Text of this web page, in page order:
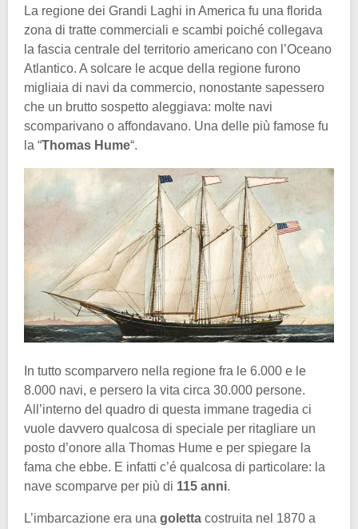
La regione dei Grandi Laghi in America fu una florida
zona di tratte commerciali e scambi poiché collegava
la fascia centrale del territorio americano con l’Oceano
Atlantico. A solcare le acque della regione furono
migliaia di navi da commercio, nonostante sapessero
che un brutto sospetto aleggiava: molte navi
scomparivano o affondavano. Una delle più famose fu
la “Thomas Hume“.
In tutto scomparvero nella regione fra le 6.000 e le
8.000 navi, e persero la vita circa 30.000 persone.
All’interno del quadro di questa immane tragedia ci
vuole davvero qualcosa di speciale per ritagliare un
posto d’onore alla Thomas Hume e per spiegare la
fama che ebbe. E infatti c’é qualcosa di particolare: la
nave scomparve per più di 115 anni.
L’imbarcazione era una goletta costruita nel 1870 a